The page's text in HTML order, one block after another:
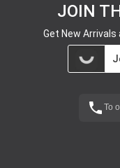
JOIN
Get New
To